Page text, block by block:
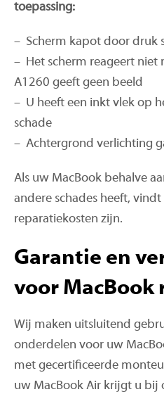
toepassing:
– Scherm kapot door druk
– Het scherm reageert niet
A1260 geeft geen beeld
– U heeft een inkt vlek op
schade
– Achtergrond verlichting
Als uw MacBook behalve
andere schades heeft,
reparatiekosten zijn.
Garantie en
voor MacBook
Wij maken uitsluitend
onderdelen voor uw
met gecertificeerde
uw MacBook Air krijgt u bij